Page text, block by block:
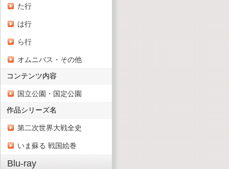
た行
は行
ら行
オムニバス・その他
コンテンツ内容
国立公園・国定公園
作品シリーズ名
第二次世界大戦全史
いま蘇る 戦国絵巻
Blu-ray